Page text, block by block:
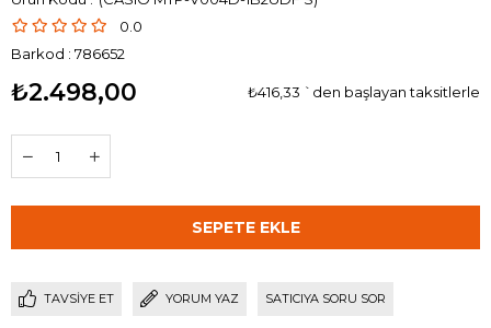
0.0
Barkod : 786652
₺2.498,00 ₺416,33 `den başlayan taksitlerle
TAVSIYE ET YORUM YAZ SATICIYA SORU SOR